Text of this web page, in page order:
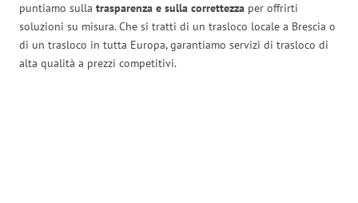
puntiamo sulla trasparenza e sulla correttezza per offrirti
soluzioni su misura. Che si tratti di un trasloco locale a Brescia o
di un trasloco in tutta Europa, garantiamo servizi di trasloco di
alta qualità a prezzi competitivi.